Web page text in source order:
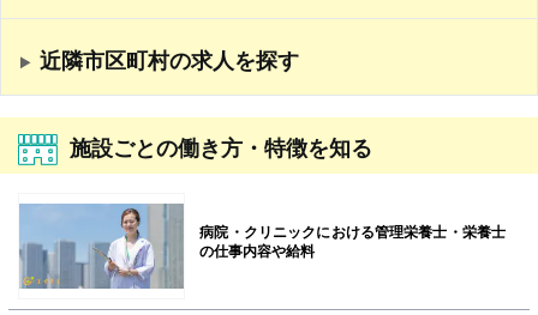
近隣市区町村の求人を探す
施設ごとの働き方・特徴を知る
病院・クリニックにおける管理栄養士・栄養士
の仕事内容や給料